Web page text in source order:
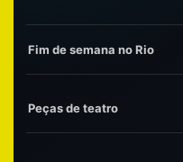
Fim de semana no Rio
Peças de teatro